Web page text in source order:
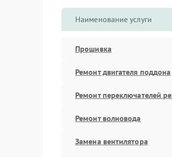
Наименование услуги
Прошивка
Ремонт двигателя поддона
Ремонт переключателей
Ремонт волновода
Замена вентилятора